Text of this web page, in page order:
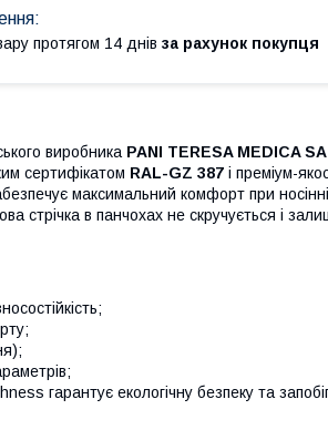
протягом 14 днів за рахунок покупця
виробника PANI TERESA MEDICA SA
сертифікатом RAL-GZ 387 і преміум-
максимальний комфорт при
стрічка в панчохах не скручується і
гарантує екологічну безпеку та